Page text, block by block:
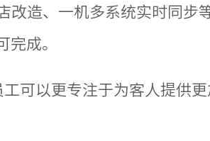
造、一机多系统实时同步
成。
可以更专注于为客人提供